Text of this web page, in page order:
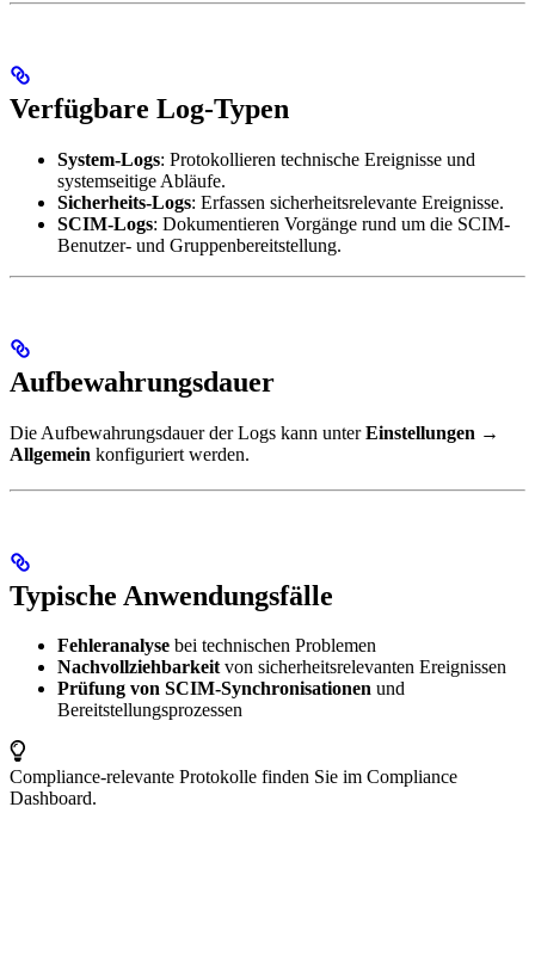
Verfügbare Log-Typen
System-Logs: Protokollieren technische Ereignisse und
systemseitige Abläufe.
Sicherheits-Logs: Erfassen sicherheitsrelevante Ereignisse.
SCIM-Logs: Dokumentieren Vorgänge rund um die SCIM-
Benutzer- und Gruppenbereitstellung.
Aufbewahrungsdauer
Die Aufbewahrungsdauer der Logs kann unterEinstellungen →
Allgemein konfiguriert werden.
Typische Anwendungsfälle
Fehleranalyse bei technischen Problemen
Nachvollziehbarkeitvon sicherheitsrelevanten Ereignissen
Prüfung von SCIM-Synchronisationen und
Bereitstellungsprozessen
Compliance-relevante Protokolle finden Sie im Compliance
Dashboard.